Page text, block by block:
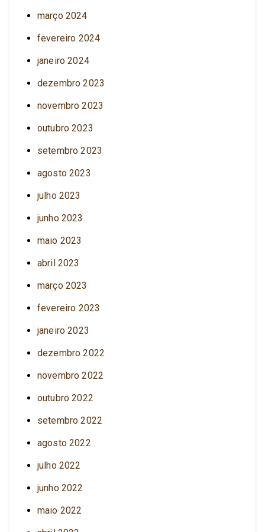
março 2024
fevereiro 2024
janeiro 2024
dezembro 2023
novembro 2023
outubro 2023
setembro 2023
agosto 2023
julho 2023
junho 2023
maio 2023
abril 2023
março 2023
fevereiro 2023
janeiro 2023
dezembro 2022
novembro 2022
outubro 2022
setembro 2022
agosto 2022
julho 2022
junho 2022
maio 2022